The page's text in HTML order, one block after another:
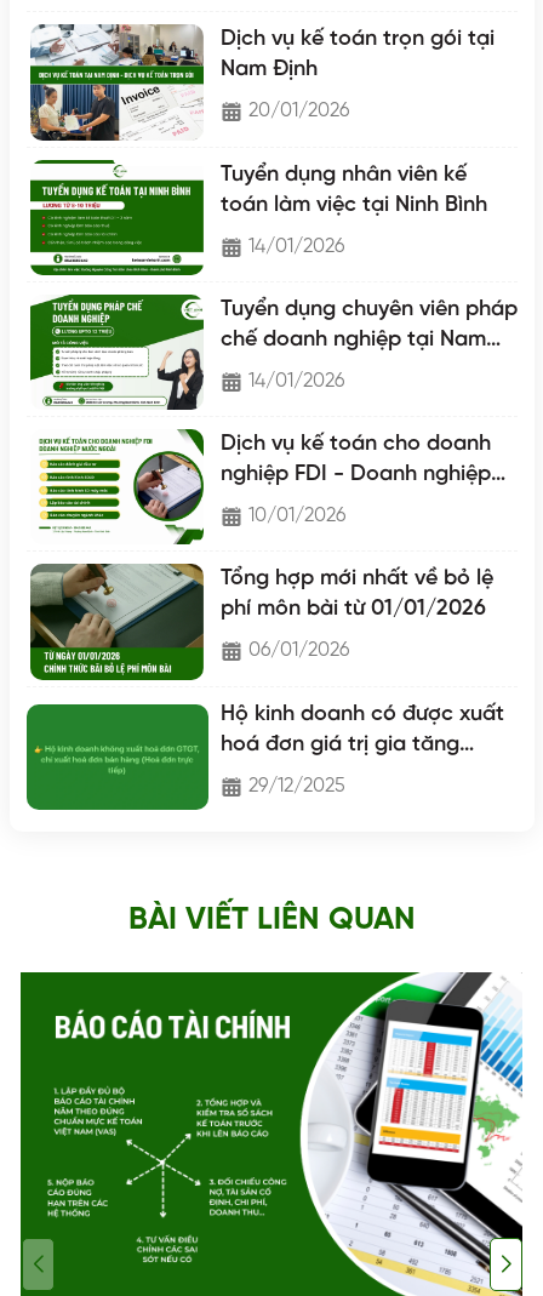
Dịch vụ kế toán trọn gói tại
Nam Định
20/01/2026
Tuyển dụng nhân viên kế
toán làm việc tại Ninh Bình
14/01/2026
Tuyển dụng chuyên viên pháp
chế doanh nghiệp tại Nam
Định14/01/2026
Dịch vụ kế toán cho doanh
nghiệp FDI - Doanh nghiệp
nước ngoài
10/01/2026
Tổng hợp mới nhất về bỏ lệ
phí môn bài từ 01/01/2026
06/01/2026
Hộ kinh doanh có được xuất
hoá đơn giá trị gia tăng
không?
29/12/2025
BÀI VIẾT LIÊN QUAN